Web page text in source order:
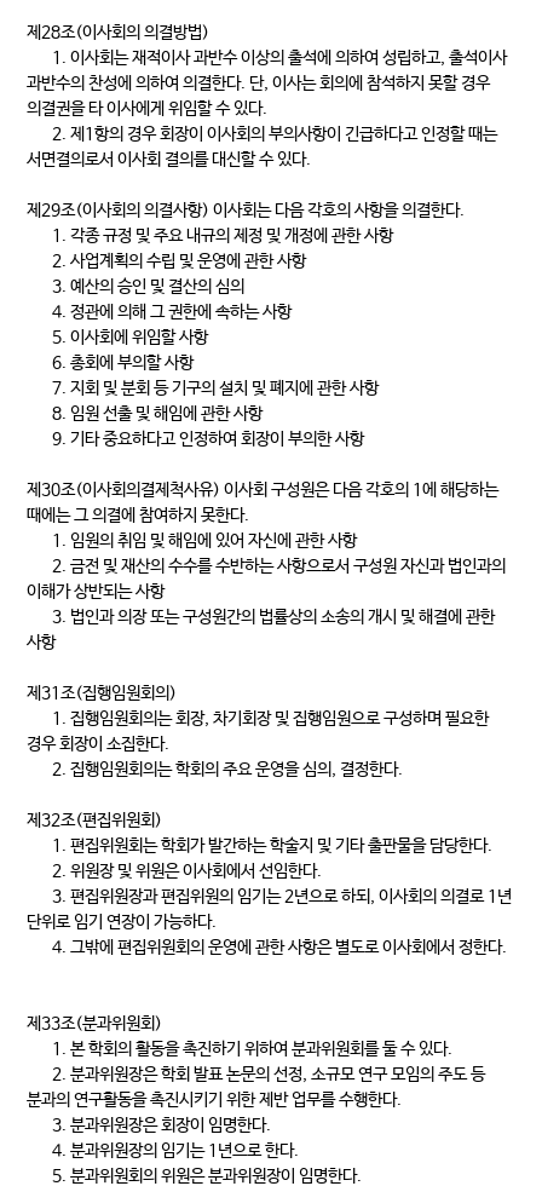
제28조(이사회의 의결방법)
1. 이사회는 재적이사 과반수 이상의 출석에 의하여 성립하고, 출석이사
과반수의 찬성에 의하여 의결한다. 단, 이사는 회의에 참석하지 못할 경우
의결권을 타 이사에게 위임할 수 있다.
2. 제1항의 경우 회장이 이사회의 부의사항이 긴급하다고 인정할 때는
서면결의로서 이사회 결의를 대신할 수 있다.
제29조(이사회의 의결사항) 이사회는 다음 각호의 사항을 의결한다.
1. 각종 규정 및 주요 내규의 제정 및 개정에 관한 사항
2. 사업계획의 수립 및 운영에 관한 사항
3. 예산의 승인 및 결산의 심의
4. 정관에 의해 그 권한에 속하는 사항
5. 이사회에 위임할 사항
6. 총회에 부의할 사항
7. 지회 및 분회 등 기구의 설치 및 폐지에 관한 사항
8. 임원 선출 및 해임에 관한 사항
9. 기타 중요하다고 인정하여 회장이 부의한 사항
제30조(이사회의결제척사유) 이사회 구성원은 다음 각호의 1에 해당하는
때에는 그 의결에 참여하지 못한다.
1. 임원의 취임 및 해임에 있어 자신에 관한 사항
2. 금전 및 재산의 수수를 수반하는 사항으로서 구성원 자신과 법인과의
이해가 상반되는 사항
3. 법인과 의장 또는 구성원간의 법률상의 소송의 개시 및 해결에 관한
사항
제31조(집행임원회의)
1. 집행임원회의는 회장, 차기회장 및 집행임원으로 구성하며 필요한
경우 회장이 소집한다.
2. 집행임원회의는 학회의 주요 운영을 심의, 결정한다.
제32조(편집위원회)
1. 편집위원회는 학회가 발간하는 학술지 및 기타 출판물을 담당한다.
2. 위원장 및 위원은 이사회에서 선임한다.
3. 편집위원장과 편집위원의 임기는 2년으로 하되, 이사회의 의결로 1년
단위로 임기 연장이 가능하다.
4. 그밖에 편집위원회의 운영에 관한 사항은 별도로 이사회에서 정한다.
제33조(분과위원회)
1. 본 학회의 활동을 촉진하기 위하여 분과위원회를 둘 수 있다.
2. 분과위원장은 학회 발표 논문의 선정, 소규모 연구 모임의 주도 등
분과의 연구활동을 촉진시키기 위한 제반 업무를 수행한다.
3. 분과위원장은 회장이 임명한다.
4. 분과위원장의 임기는 1년으로 한다.
5. 분과위원회의 위원은 분과위원장이 임명한다.